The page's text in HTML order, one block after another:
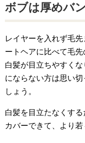
ボブは厚めバ
レイヤーを入れず毛
ートヘアに比べて毛
白髪が目立ちやすく
にならない方は思い切
しょう。
白髪を目立たなくす
カバーできて、より若